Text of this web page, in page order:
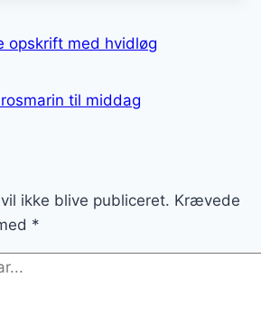
opskrift med hvidløg
til middag
ikke blive publiceret. Krævede
*